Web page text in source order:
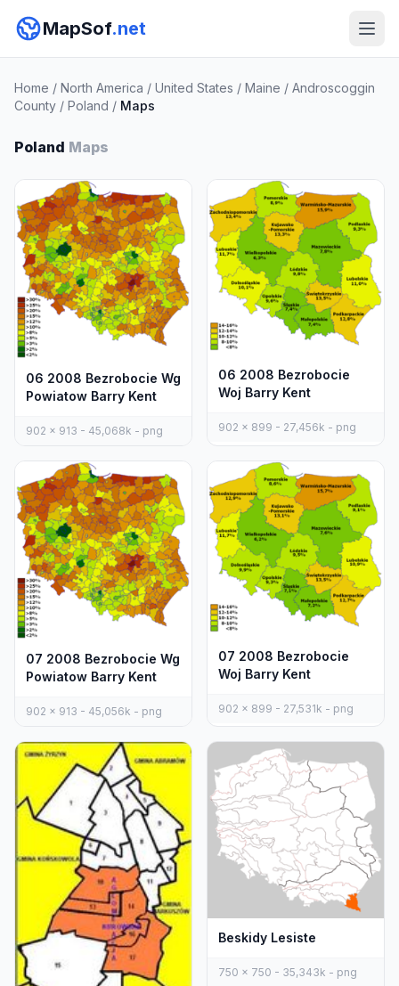
MapSof.net
Home / North America / United States / Maine / Androscoggin
County / Poland / Maps
Poland Maps
06 2008 Bezrobocie Wg
Powiatow Barry Kent
902 x 913 - 45,068k - png
06 2008 Bezrobocie
Woj Barry Kent
902 x 899 - 27,456k - png
07 2008 Bezrobocie Wg
Powiatow Barry Kent
902 x 913 - 45,056k - png
07 2008 Bezrobocie
Woj Barry Kent
902 x 899 - 27,531k - png
Beskidy Lesiste
750 x 750 - 35,343k - png